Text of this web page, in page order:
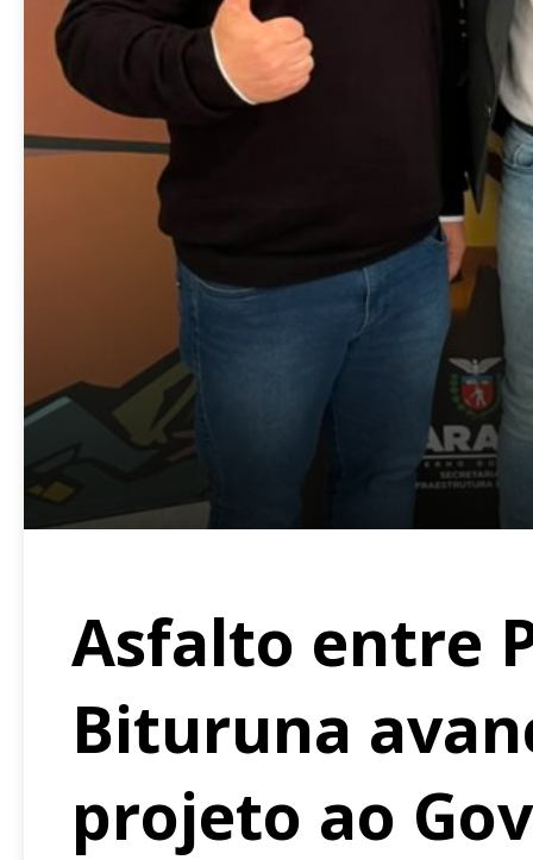
Asfalto entre
Bituruna
projeto ao